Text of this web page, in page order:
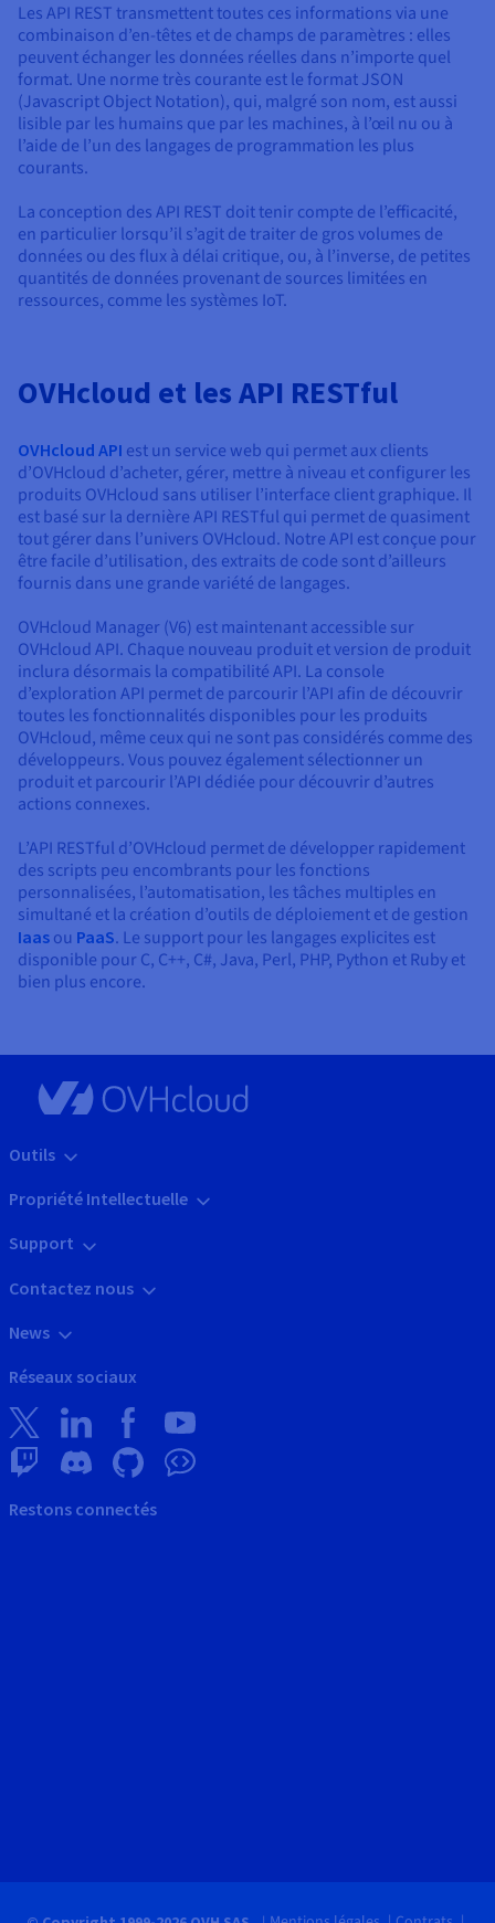
Les API REST transmettent toutes ces informations via une
combinaison d’en-têtes et de champs de paramètres : elles
peuvent échanger les données réelles dans n’importe quel
format. Une norme très courante est le format JSON
(Javascript Object Notation), qui, malgré son nom, est aussi
lisible par les humains que par les machines, à l’œil nu ou à
l’aide de l’un des langages de programmation les plus
courants.
La conception des API REST doit tenir compte de l’efficacité,
en particulier lorsqu’il s’agit de traiter de gros volumes de
données ou des flux à délai critique, ou, à l’inverse, de petites
quantités de données provenant de sources limitées en
ressources, comme les systèmes IoT.
OVHcloud et les API RESTful
OVHcloud API est un service web qui permet aux clients
d’OVHcloud d’acheter, gérer, mettre à niveau et configurer les
produits OVHcloud sans utiliser l’interface client graphique. Il
est basé sur la dernière API RESTful qui permet de quasiment
tout gérer dans l’univers OVHcloud. Notre API est conçue pour
être facile d’utilisation, des extraits de code sont d’ailleurs
fournis dans une grande variété de langages.
OVHcloud Manager (V6) est maintenant accessible sur
OVHcloud API. Chaque nouveau produit et version de produit
inclura désormais la compatibilité API. La console
d’exploration API permet de parcourir l’API afin de découvrir
toutes les fonctionnalités disponibles pour les produits
OVHcloud, même ceux qui ne sont pas considérés comme des
développeurs. Vous pouvez également sélectionner un
produit et parcourir l’API dédiée pour découvrir d’autres
actions connexes.
L’API RESTful d’OVHcloud permet de développer rapidement
des scripts peu encombrants pour les fonctions
personnalisées, l’automatisation, les tâches multiples en
simultané et la création d’outils de déploiement et de gestion
Iaas ou PaaS. Le support pour les langages explicites est
disponible pour C, C++, C#, Java, Perl, PHP, Python et Ruby et
bien plus encore.
Outils
Propriété Intellectuelle
Support
Contactez nous
News
Réseaux sociaux
Restons connectés